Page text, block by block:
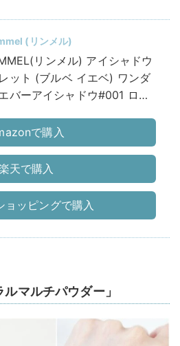
(リンメル)
リンメル) アイシャドウ
ット (ブルベ イエベ) ワンダ
バーアイシャドウ#001 ロー
で購入
天で購入
ョッピングで購入
マルチパウダー」